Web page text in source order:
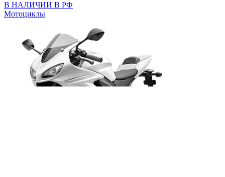
В НАЛИЧИИ В РФ
Мотоциклы